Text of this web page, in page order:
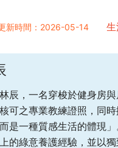
新時間：2026-05-14 生
辰，一名穿梭於健身房
可之專業教練證照，同
是一種質感生活的體現
的綠意養護經驗，並以